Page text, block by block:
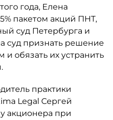
года, Елена
пакетом акций ПНТ,
суд Петербурга и
суд признать решение
обязать их устранить
практики
Legal Сергей
акционера при